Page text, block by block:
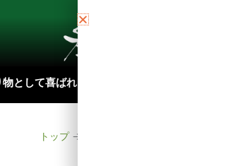
として喜ばれる理由
トップ→